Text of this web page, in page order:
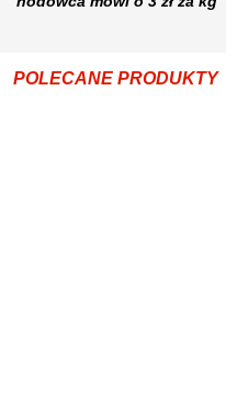
POLECANE PRODUKTY